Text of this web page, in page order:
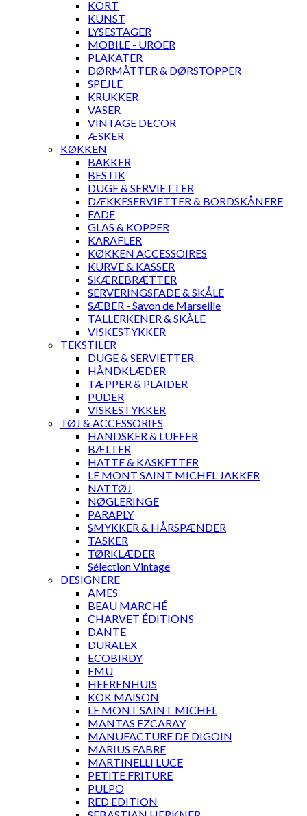
KORT
KUNST
LYSESTAGER
MOBILE - UROER
PLAKATER
DØRMÅTTER & DØRSTOPPER
SPEJLE
KRUKKER
VASER
VINTAGE DECOR
ÆSKER
KØKKEN
BAKKER
BESTIK
DUGE & SERVIETTER
DÆKKESERVIETTER & BORDSKÅNERE
FADE
GLAS & KOPPER
KARAFLER
KØKKEN ACCESSOIRES
KURVE & KASSER
SKÆREBRÆTTER
SERVERINGSFADE & SKÅLE
SÆBER - Savon de Marseille
TALLERKENER & SKÅLE
VISKESTYKKER
TEKSTILER
DUGE & SERVIETTER
HÅNDKLÆDER
TÆPPER & PLAIDER
PUDER
VISKESTYKKER
TØJ & ACCESSORIES
HANDSKER & LUFFER
BÆLTER
HATTE & KASKETTER
LE MONT SAINT MICHEL JAKKER
NATTØJ
NØGLERINGE
PARAPLY
SMYKKER & HÅRSPÆNDER
TASKER
TØRKLÆDER
Sélection Vintage
DESIGNERE
AMES
BEAU MARCHÉ
CHARVET ÉDITIONS
DANTE
DURALEX
ECOBIRDY
EMU
HEERENHUIS
KOK MAISON
LE MONT SAINT MICHEL
MANTAS EZCARAY
MANUFACTURE DE DIGOIN
MARIUS FABRE
MARTINELLI LUCE
PETITE FRITURE
PULPO
RED EDITION